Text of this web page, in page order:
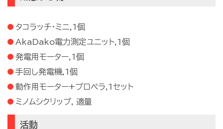
タコラッチ・ミニ,1個
AkaDako電力測定ユニット,1個
発電用モーター,1個
手回し発電機,1個
動作用モーター+プロペラ,1セット
ミノムシクリップ, 適量
活動